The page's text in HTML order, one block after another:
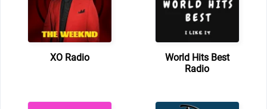
XO Radio
World Hits Best
Radio